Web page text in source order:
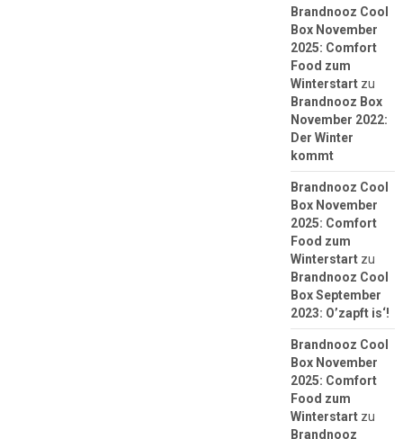
Brandnooz Cool
Box November
2025: Comfort
Food zum
Winterstartzu
Brandnooz Box
November 2022:
Der Winter
kommt
Brandnooz Cool
Box November
2025: Comfort
Food zum
Winterstartzu
Brandnooz Cool
Box September
2023: O’zapft is‘!
Brandnooz Cool
Box November
2025: Comfort
Food zum
Winterstartzu
Brandnooz